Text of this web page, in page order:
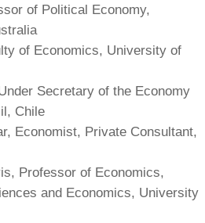
of Political Economy,
of Economics, University of
Secretary of the Economy
Chile
Economist, Private Consultant,
Professor of Economics,
and Economics, University